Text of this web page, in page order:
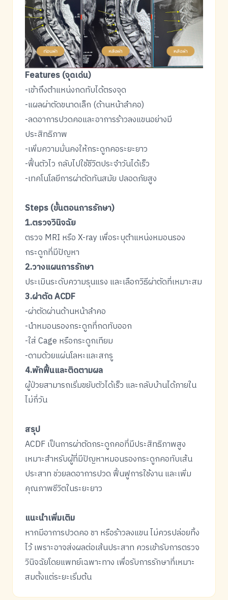
Features (จุดเด่น)
-เข้าถึงตำแหน่งกดทับได้ตรงจุด
-แผลผ่าตัดขนาดเล็ก (ด้านหน้าลำคอ)
-ลดอาการปวดคอและอาการร้าวลงแขนอย่างมี
ประสิทธิภาพ
-เพิ่มความมั่นคงให้กระดูกคอระยะยาว
-ฟื้นตัวไว กลับไปใช้ชีวิตประจำวันได้เร็ว
-เทคโนโลยีการผ่าตัดทันสมัย ปลอดภัยสูง
Steps (ขั้นตอนการรักษา)
1.ตรวจวินิจฉัย
ตรวจ MRI หรือ X-ray เพื่อระบุตำแหน่งหมอนรอง
กระดูกที่มีปัญหา
2.วางแผนการรักษา
ประเมินระดับความรุนแรง และเลือกวิธีผ่าตัดที่เหมาะสม
3.ผ่าตัด ACDF
-ผ่าตัดผ่านด้านหน้าลำคอ
-นำหมอนรองกระดูกที่กดทับออก
-ใส่ Cage หรือกระดูกเทียม
-ดามด้วยแผ่นโลหะและสกรู
4.พักฟื้นและติดตามผล
ผู้ป่วยสามารถเริ่มขยับตัวได้เร็ว และกลับบ้านได้ภายใน
ไม่กี่วัน
สรุป
ACDF เป็นการผ่าตัดกระดูกคอที่มีประสิทธิภาพสูง
เหมาะสำหรับผู้ที่มีปัญหาหมอนรองกระดูกคอทับเส้น
ประสาท ช่วยลดอาการปวด ฟื้นฟูการใช้งาน และเพิ่ม
คุณภาพชีวิตในระยะยาว
แนะนำเพิ่มเติม
หากมีอาการปวดคอ ชา หรือร้าวลงแขน ไม่ควรปล่อยทิ้ง
ไว้ เพราะอาจส่งผลต่อเส้นประสาท ควรเข้ารับการตรวจ
วินิจฉัยโดยแพทย์เฉพาะทาง เพื่อรับการรักษาที่เหมาะ
สมตั้งแต่ระยะเริ่มต้น